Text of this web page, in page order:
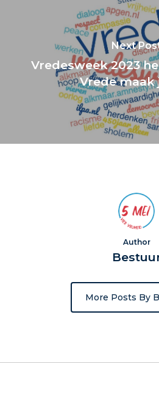
Next
Vredesweek 2023
Vrede maak
Author
More Posts By